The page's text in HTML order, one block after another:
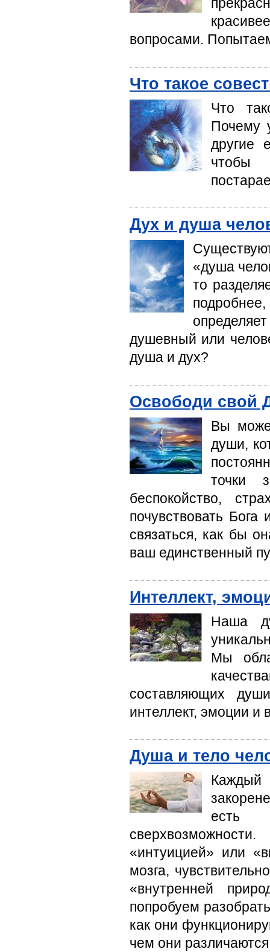
вопросами.
Что такое
Что
Почему
другие
чтобы
Дух и душа
«душа
то
душевный или
душа и дух?
Освободи свой
Вы
души,
точки
беспокойство,
почувствовать
связаться, как бы
ваш единственный
Интеллект,
Наша
Мы
составляющих
интеллект, эмоции и
Душа и тело
есть
«интуицией» или
мозга,
«внутренней
попробуем
как они
чем они